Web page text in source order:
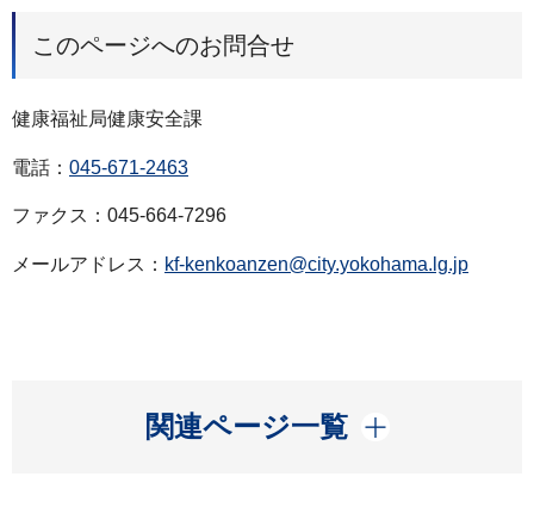
このページへのお問合せ
健康福祉局健康安全課
電話： 045-671-2463
ファクス：045-664-7296
メールアドレス： kf-kenkoanzen@city.yokohama.lg.jp
関連ページ一覧
開く